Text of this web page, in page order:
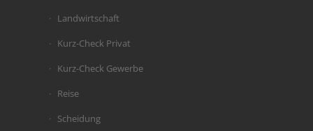
Landwirtschaft
Kurz-Check Privat
Kurz-Check Gewerbe
Reise
Scheidung